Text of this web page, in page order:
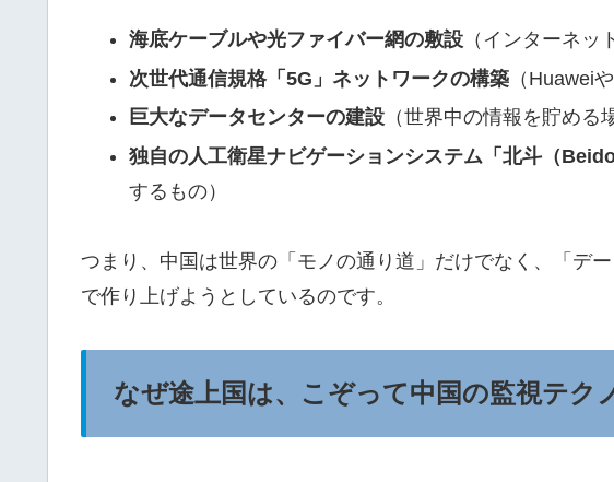
海底ケーブルや光ファイバー網の敷設（インターネッ
次世代通信規格「5G」ネットワークの構築（Huawei
巨大なデータセンターの建設（世界中の情報を貯める
独自の人工衛星ナビゲーションシステム「北斗（
するもの）
つまり、中国は世界の「モノの通り道」だけでなく、「デ
で作り上げようとしているのです。
なぜ途上国は、こぞって中国の監視テク